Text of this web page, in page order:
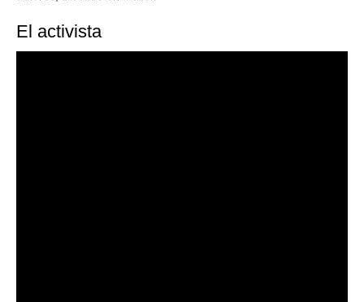
El activista